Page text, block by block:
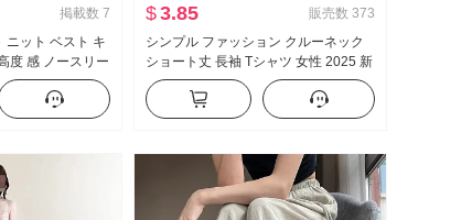
掲載数 7
ニット ベスト キ
度 感 ノースリー
エストシェイプ
レンド
$3.85 販売数 373
シンプル ファッション クルーネック
ショート丈 長袖 Tシャツ 女性 2025 新
品 秋冬 スリムフィット スリム効果 イ
ンナーシャツ 内 かける 服